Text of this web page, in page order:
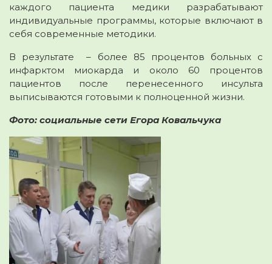
каждого пациента медики разрабатывают
индивидуальные программы, которые включают в
себя современные методики.
В результате – более 85 процентов больных с
инфарктом миокарда и около 60 процентов
пациентов после перенесенного инсульта
выписываются готовыми к полноценной жизни.
Фото: социальные сети Егора Ковальчука